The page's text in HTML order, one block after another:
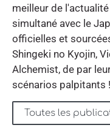
meilleur de
simultané avec le
officielles et
Shingeki no Kyojin,
Alchemist, de par
scénarios palpitants !
Toutes les